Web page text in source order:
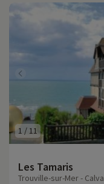
1 / 11
Les Tamaris
Trouville-sur-Mer -